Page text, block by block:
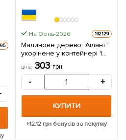
На Осінь-2026 192129
Малинове дерево "Атлант"
укорінене у контейнері 1
саджанець в упаковці
ціна 303 грн
- +
КУПИТИ
+12.12грн бонусів за покупку